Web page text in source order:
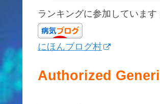
ランキングに参加していま
にほんブログ村
Authorized